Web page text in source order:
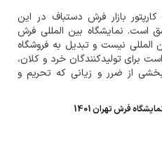
بازار فرش دستباف در این
است. نمایشگاه بین المللی فرش
نیست و تبدیل به فروشگاه
برای تولیدکنندگان خرد و کلان،
از ضرر و زیانی که تحریم و
فرش تهران 1401